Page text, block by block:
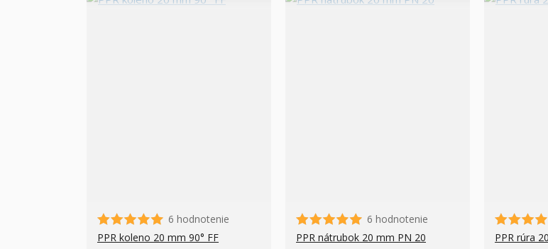
6 hodnotenie
PPR koleno 20 mm 90° FF
6 hodnotenie
PPR nátrubok 20 mm PN 20
PPR rúra